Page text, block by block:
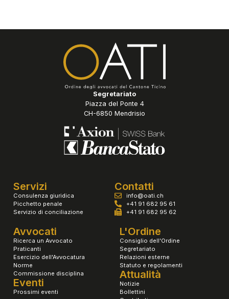
L'Ordine
Consiglio dell'Ordine
Segretariato
Relazioni esterne
Statuto e regolamenti
Attualità
Notizie
Bollettini
Avvocati
Ricerca un Avvocato
Praticanti
Esercizio dell'Avvocatura
Norme
Commissione disciplina
Eventi
Prossimi eventi
Servizi
Consulenza giuridica
Picchetto penale
Servizio di conciliazione
Contatti
info@oati.ch
+41 91 682 95 61
+41 91 682 95 62
Segretariato
Piazza del Ponte 4
CH-6850 Mendrisio